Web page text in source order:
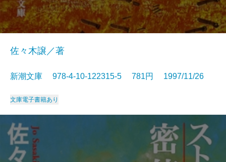
佐々木譲／著
新潮文庫 978-4-10-122315-5 781円 1997/11/26
文庫電子書籍あり